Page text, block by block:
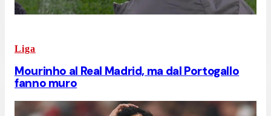
Liga
Mourinho al Real Madrid, ma dal Portogallo
fanno muro